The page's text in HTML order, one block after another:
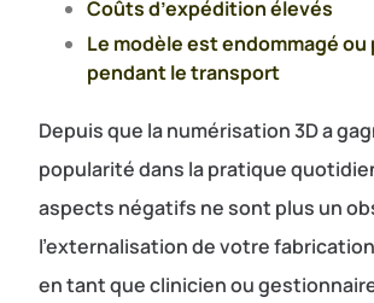
Coûts d’expédition élevés
Le modèle est endommagé ou
pendant le transport
Depuis que la numérisation 3D a
popularité dans la pratique
aspects négatifs ne sont plus un
l’externalisation de votre
en tant que clinicien ou